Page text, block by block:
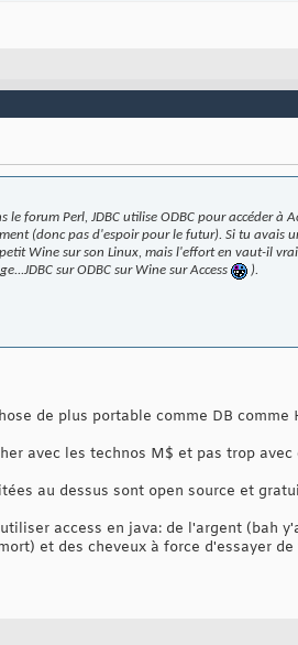
le forum Perl, JDBC utilise ODBC pour accéder à
(donc pas d'espoir pour le futur). Si tu avais
Wine sur son Linux, mais l'effort en vaut-il
sur ODBC sur Wine sur Access
).
de plus portable comme DB
avec les technos M$ et pas trop avec
au dessus sont open source et
access en java: de l'argent (bah
et des cheveux à force d'essayer de